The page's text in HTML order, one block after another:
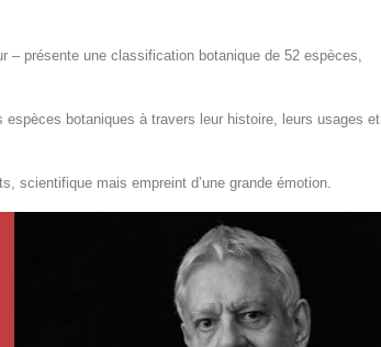
– présente une classification botanique de 52 espèces,
botaniques à travers leur histoire, leurs usages et
scientifique mais empreint d’une grande émotion.